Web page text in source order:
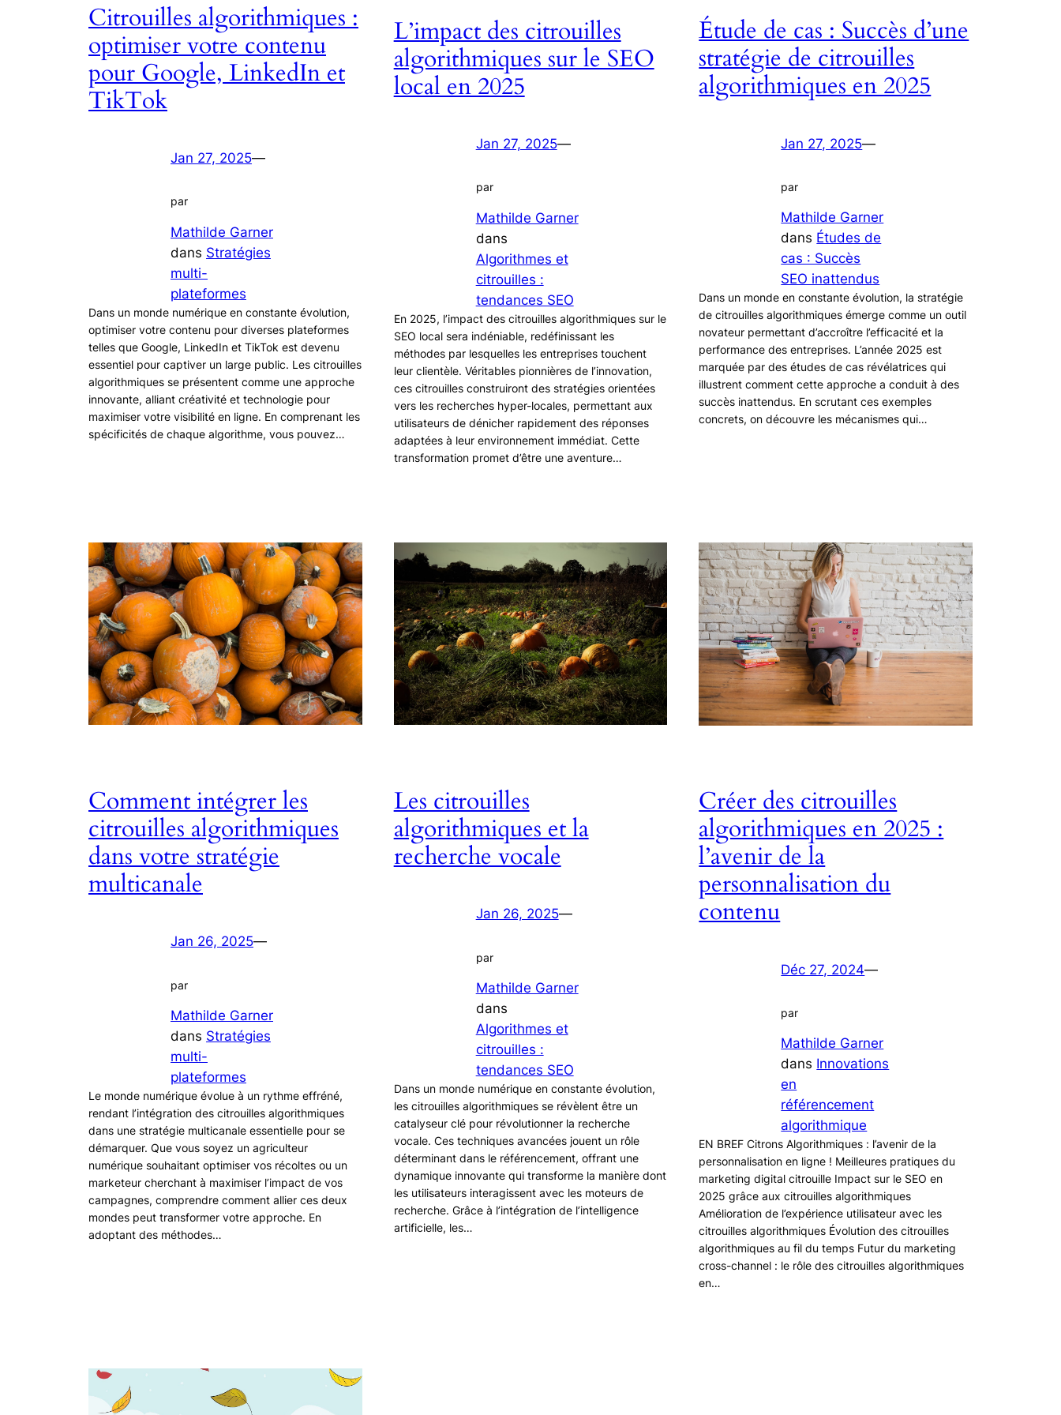
Citrouilles algorithmiques :
optimiser votre contenu
pour Google, LinkedIn et
TikTok
Jan 27, 2025—
par
Mathilde Garner
dans Stratégies
multi-
plateformes
Dans un monde numérique en constante évolution,
optimiser votre contenu pour diverses plateformes
telles que Google, LinkedIn et TikTok est devenu
essentiel pour captiver un large public. Les citrouilles
algorithmiques se présentent comme une approche
innovante, alliant créativité et technologie pour
maximiser votre visibilité en ligne. En comprenant les
spécificités de chaque algorithme, vous pouvez…
L’impact des citrouilles
algorithmiques sur le SEO
local en 2025
Jan 27, 2025—
par
Mathilde Garner
dans
Algorithmes et
citrouilles :
tendances SEO
En 2025, l’impact des citrouilles algorithmiques sur le
SEO local sera indéniable, redéfinissant les
méthodes par lesquelles les entreprises touchent
leur clientèle. Véritables pionnières de l’innovation,
ces citrouilles construiront des stratégies orientées
vers les recherches hyper-locales, permettant aux
utilisateurs de dénicher rapidement des réponses
adaptées à leur environnement immédiat. Cette
transformation promet d’être une aventure…
Étude de cas : Succès d’une
stratégie de citrouilles
algorithmiques en 2025
Jan 27, 2025—
par
Mathilde Garner
dans Études de
cas : Succès
SEO inattendus
Dans un monde en constante évolution, la stratégie
de citrouilles algorithmiques émerge comme un outil
novateur permettant d’accroître l’efficacité et la
performance des entreprises. L’année 2025 est
marquée par des études de cas révélatrices qui
illustrent comment cette approche a conduit à des
succès inattendus. En scrutant ces exemples
concrets, on découvre les mécanismes qui…
Comment intégrer les
citrouilles algorithmiques
dans votre stratégie
multicanale
Jan 26, 2025—
par
Mathilde Garner
dans Stratégies
multi-
plateformes
Le monde numérique évolue à un rythme effréné,
rendant l’intégration des citrouilles algorithmiques
dans une stratégie multicanale essentielle pour se
démarquer. Que vous soyez un agriculteur
numérique souhaitant optimiser vos récoltes ou un
marketeur cherchant à maximiser l’impact de vos
campagnes, comprendre comment allier ces deux
mondes peut transformer votre approche. En
adoptant des méthodes…
Les citrouilles
algorithmiques et la
recherche vocale
Jan 26, 2025—
par
Mathilde Garner
dans
Algorithmes et
citrouilles :
tendances SEO
Dans un monde numérique en constante évolution,
les citrouilles algorithmiques se révèlent être un
catalyseur clé pour révolutionner la recherche
vocale. Ces techniques avancées jouent un rôle
déterminant dans le référencement, offrant une
dynamique innovante qui transforme la manière dont
les utilisateurs interagissent avec les moteurs de
recherche. Grâce à l’intégration de l’intelligence
artificielle, les…
Créer des citrouilles
algorithmiques en 2025 :
l’avenir de la
personnalisation du
contenu
Déc 27, 2024—
par
Mathilde Garner
dans Innovations
en
référencement
algorithmique
EN BREF Citrons Algorithmiques : l’avenir de la
personnalisation en ligne ! Meilleures pratiques du
marketing digital citrouille Impact sur le SEO en
2025 grâce aux citrouilles algorithmiques
Amélioration de l’expérience utilisateur avec les
citrouilles algorithmiques Évolution des citrouilles
algorithmiques au fil du temps Futur du marketing
cross-channel : le rôle des citrouilles algorithmiques
en…